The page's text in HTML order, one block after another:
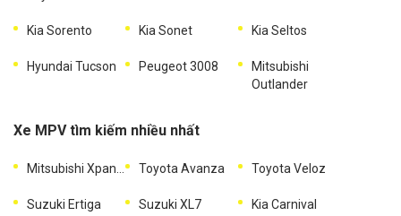
Kia Sorento Kia Sonet Kia Seltos
Hyundai Tucson Peugeot 3008
Mitsubishi
Outlander
Xe MPV tìm kiếm nhiều nhất
Toyota Avanza Toyota Veloz
Suzuki Ertiga Suzuki XL7 Kia Carnival